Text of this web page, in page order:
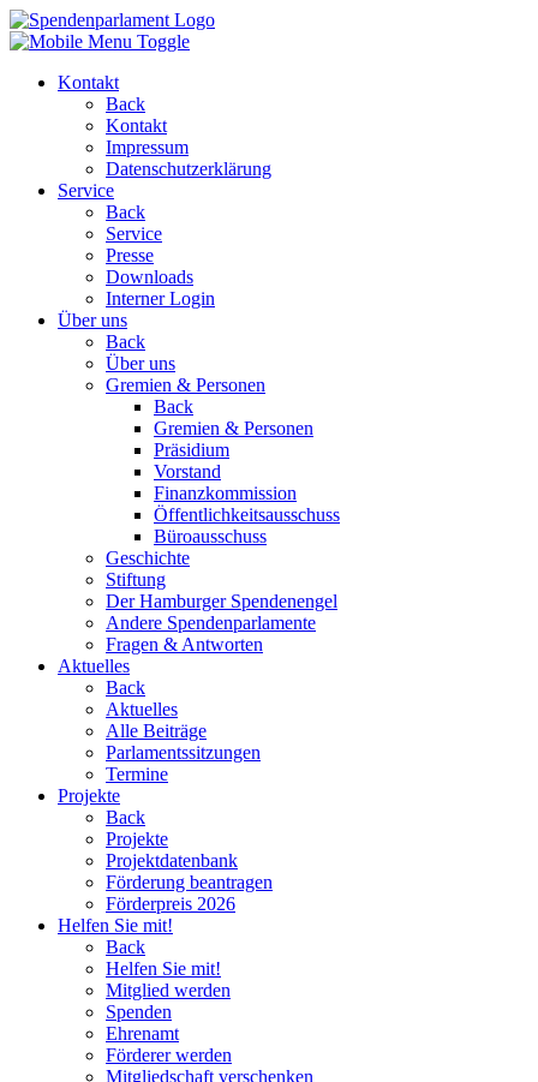
Kontakt
Back
Kontakt
Impressum
Datenschutzerklärung
Service
Back
Service
Presse
Downloads
Interner Login
Über uns
Back
Über uns
Gremien & Personen
Back
Gremien & Personen
Präsidium
Vorstand
Finanzkommission
Öffentlichkeitsausschuss
Büroausschuss
Geschichte
Stiftung
Der Hamburger Spendenengel
Andere Spendenparlamente
Fragen & Antworten
Aktuelles
Back
Aktuelles
Alle Beiträge
Parlamentssitzungen
Termine
Projekte
Back
Projekte
Projektdatenbank
Förderung beantragen
Förderpreis 2026
Helfen Sie mit!
Back
Helfen Sie mit!
Mitglied werden
Spenden
Ehrenamt
Förderer werden
Mitgliedschaft verschenken